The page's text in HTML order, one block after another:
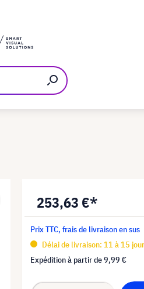
253,63 €*
Prix TTC, frais de livraison en sus
Délai de livraison: 11 à 15
Expédition à partir de9,99 €